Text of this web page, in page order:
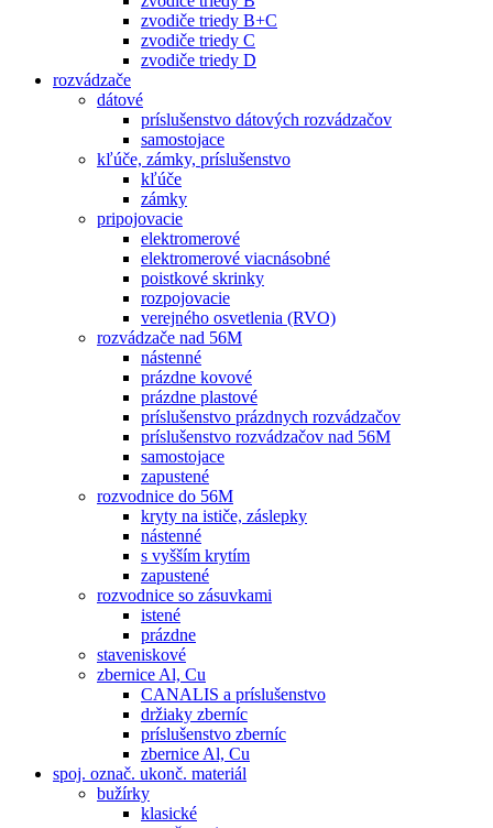
zvodiče triedy B+C
zvodiče triedy C
zvodiče triedy D
rozvádzače
dátové
príslušenstvo dátových rozvádzačov
samostojace
kľúče, zámky, príslušenstvo
kľúče
zámky
pripojovacie
elektromerové
elektromerové viacnásobné
poistkové skrinky
rozpojovacie
verejného osvetlenia (RVO)
rozvádzače nad 56M
nástenné
prázdne kovové
prázdne plastové
príslušenstvo prázdnych rozvádzačov
príslušenstvo rozvádzačov nad 56M
samostojace
zapustené
rozvodnice do 56M
kryty na ističe, záslepky
nástenné
s vyšším krytím
zapustené
rozvodnice so zásuvkami
istené
prázdne
staveniskové
zbernice Al, Cu
CANALIS a príslušenstvo
držiaky zberníc
príslušenstvo zberníc
zbernice Al, Cu
spoj. označ. ukonč. materiál
bužírky
klasické